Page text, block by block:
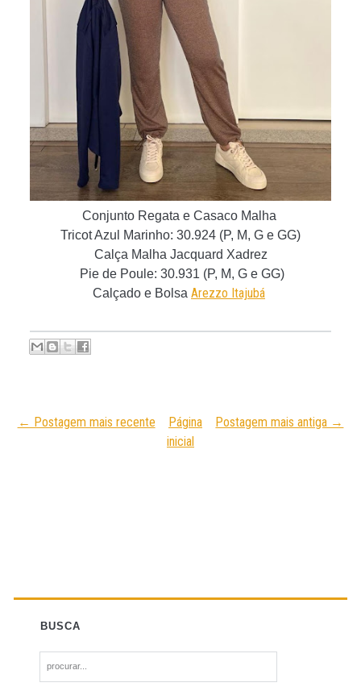
Conjunto Regata e Casaco Malha
Tricot Azul Marinho: 30.924 (P, M, G e GG)
Calça Malha Jacquard Xadrez
Pie de Poule: 30.931 (P, M, G e GG)
Calçado e Bolsa Arezzo Itajubá
← Postagem mais recente Postagem mais antiga →
Página
inicial
BUSCA
e